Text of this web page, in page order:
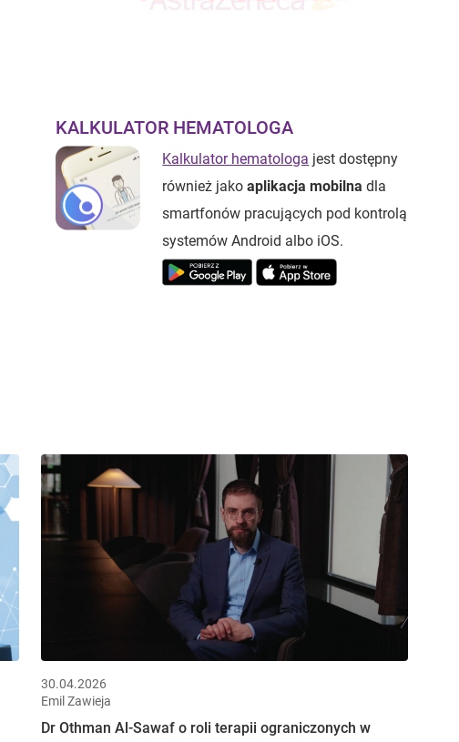
KALKULATOR HEMATOLOGA
Kalkulator hematologa jest dostępny
również jakoaplikacja mobilna dla
smartfonów pracujących pod kontrolą
systemów Android albo iOS.
30.04.2026
Emil Zawieja
Dr Othman Al-Sawaf o roli terapii ograniczonych w